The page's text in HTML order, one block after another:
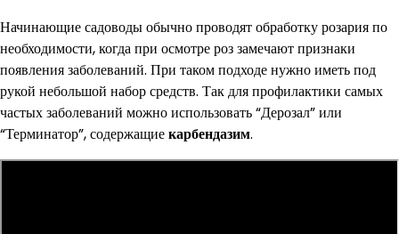
Начинающие садоводы обычно проводят обработку розария по
необходимости, когда при осмотре роз замечают признаки
появления заболеваний. При таком подходе нужно иметь под
рукой небольшой набор средств. Так для профилактики самых
частых заболеваний можно использовать “Дерозал” или
“Терминатор”, содержащиекарбендазим.